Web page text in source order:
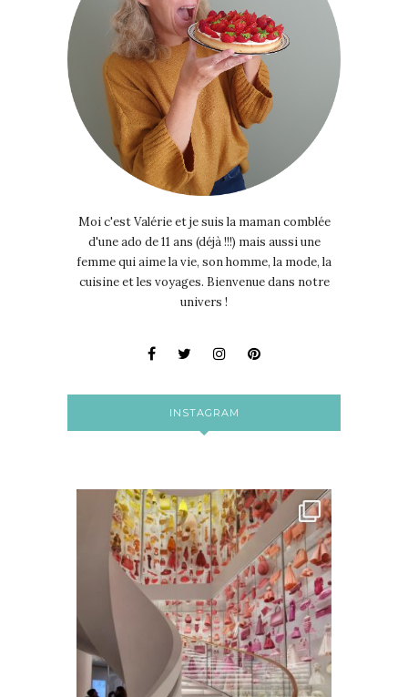
Moi c'est Valérie et je suis la maman comblée
d'une ado de 11 ans (déjà !!!) mais aussi une
femme qui aime la vie, son homme, la mode, la
cuisine et les voyages. Bienvenue dans notre
univers !
INSTAGRAM